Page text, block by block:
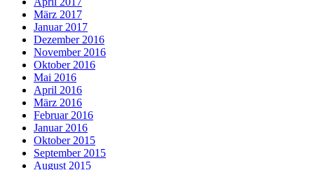
März 2017
Januar 2017
Dezember 2016
November 2016
Oktober 2016
Mai 2016
April 2016
März 2016
Februar 2016
Januar 2016
Oktober 2015
September 2015
August 2015